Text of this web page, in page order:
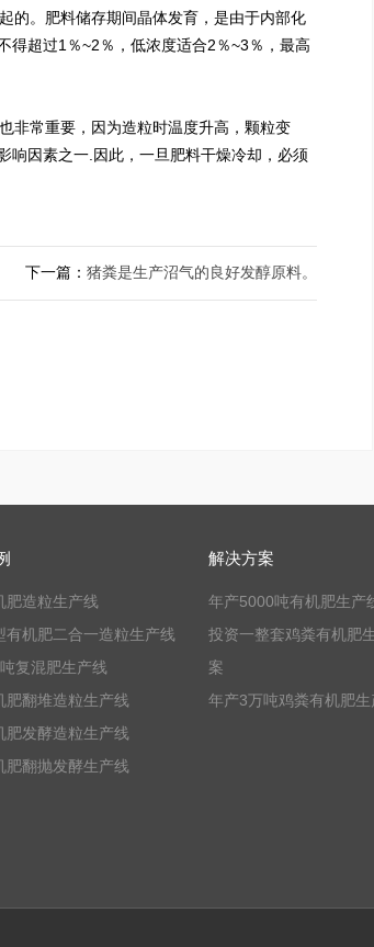
的。肥料储存期间晶体发育，是由于内部化
得超过1％~2％，低浓度适合2％~3％，最高
非常重要，因为造粒时温度升高，颗粒变
响因素之一.因此，一旦肥料干燥冷却，必须
下一篇： 猪粪是生产沼气的良好发醇原料。
肥造粒生产线
有机肥二合一造粒生产线
复混肥生产线
肥翻堆造粒生产线
肥发酵造粒生产线
肥翻抛发酵生产线
解决方案
年产5000吨有机肥生产
投资一整套鸡粪有机肥
案
年产3万吨鸡粪有机肥生